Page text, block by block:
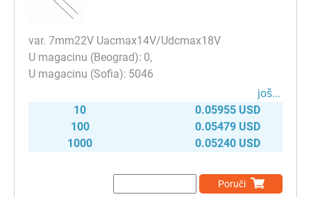
var. 7mm22V Uacmax14V/Udcmax18V
0
5046
јоš...
10
0.05955 USD
100
0.05479 USD
1000
0.05240 USD
Poruči